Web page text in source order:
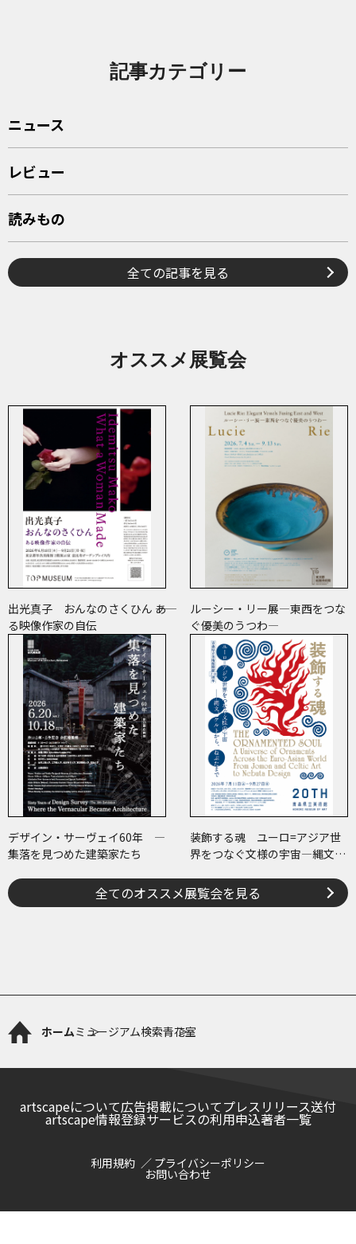
記事カテゴリー
ニュース
レビュー
読みもの
全ての記事を見る
オススメ展覧会
出光真子 おんなのさくひん ――あ
る映像作家の自伝
ルーシー・リー展―東西をつな
ぐ優美のうつわ―
デザイン・サーヴェイ60年 ―
集落を見つめた建築家たち
装飾する魂 ユーロ=アジア世
界をつなぐ文様の宇宙―縄文、
全てのオススメ展覧会を見る
ホームミュージアム検索青花室
artscapeについて広告掲載についてプレスリリース送付
artscape情報登録サービスの利用申込著者一覧
利用規約 プライバシーポリシー
お問い合わせ